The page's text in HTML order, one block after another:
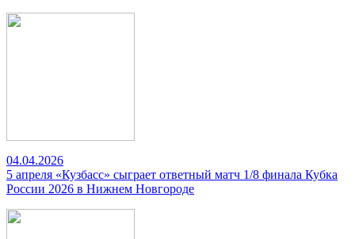
04.04.2026
5 апреля «Кузбасс» сыграет ответный матч 1/8 финала Кубка
России 2026 в Нижнем Новгороде